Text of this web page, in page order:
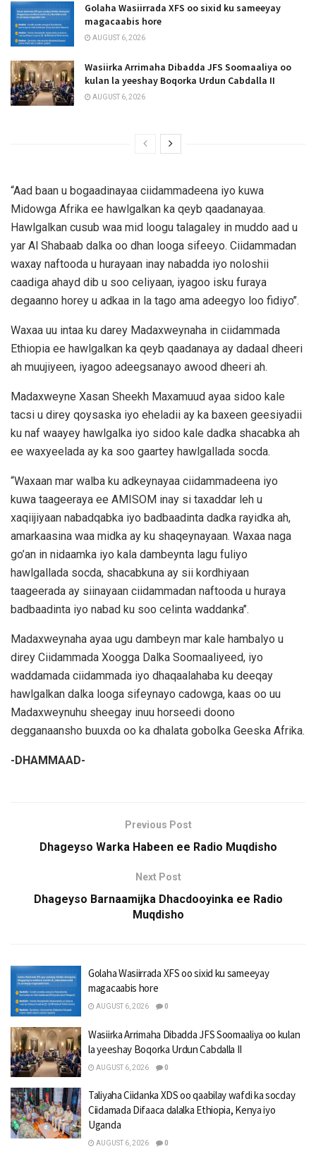
Golaha Wasiirrada XFS oo sixid ku sameeyay
magacaabis hore
AUGUST 6, 2026
Wasiirka Arrimaha Dibadda JFS Soomaaliya oo
kulan la yeeshay Boqorka Urdun Cabdalla II
AUGUST 6, 2026
“Aad baan u bogaadinayaa ciidammadeena iyo kuwa
Midowga Afrika ee hawlgalkan ka qeyb qaadanayaa.
Hawlgalkan cusub waa mid loogu talagaley in muddo aad u
yar Al Shabaab dalka oo dhan looga sifeeyo. Ciidammadan
waxay naftooda u hurayaan inay nabadda iyo noloshii
caadiga ahayd dib u soo celiyaan, iyagoo isku furaya
degaanno horey u adkaa in la tago ama adeegyo loo fidiyo’’.
Waxaa uu intaa ku darey Madaxweynaha in ciidammada
Ethiopia ee hawlgalkan ka qeyb qaadanaya ay dadaal dheeri
ah muujiyeen, iyagoo adeegsanayo awood dheeri ah.
Madaxweyne Xasan Sheekh Maxamuud ayaa sidoo kale
tacsi u direy qoysaska iyo eheladii ay ka baxeen geesiyadii
ku naf waayey hawlgalka iyo sidoo kale dadka shacabka ah
ee waxyeelada ay ka soo gaartey hawlgallada socda.
“Waxaan mar walba ku adkeynayaa ciidammadeena iyo
kuwa taageeraya ee AMISOM inay si taxaddar leh u
xaqiijiyaan nabadqabka iyo badbaadinta dadka rayidka ah,
amarkaasina waa midka ay ku shaqeynayaan. Waxaa naga
go’an in nidaamka iyo kala dambeynta lagu fuliyo
hawlgallada socda, shacabkuna ay sii kordhiyaan
taageerada ay siinayaan ciidammadan naftooda u huraya
badbaadinta iyo nabad ku soo celinta waddanka’’.
Madaxweynaha ayaa ugu dambeyn mar kale hambalyo u
direy Ciidammada Xoogga Dalka Soomaaliyeed, iyo
waddamada ciidammada iyo dhaqaalahaba ku deeqay
hawlgalkan dalka looga sifeynayo cadowga, kaas oo uu
Madaxweynuhu sheegay inuu horseedi doono
degganaansho buuxda oo ka dhalata gobolka Geeska Afrika.
-DHAMMAAD-
Previous Post
Dhageyso Warka Habeen ee Radio Muqdisho
Next Post
Dhageyso Barnaamijka Dhacdooyinka ee Radio
Muqdisho
Golaha Wasiirrada XFS oo sixid ku sameeyay
magacaabis hore
AUGUST 6, 2026 0
Wasiirka Arrimaha Dibadda JFS Soomaaliya oo kulan
la yeeshay Boqorka Urdun Cabdalla II
AUGUST 6, 2026 0
Taliyaha Ciidanka XDS oo qaabilay wafdi ka socday
Ciidamada Difaaca dalalka Ethiopia, Kenya iyo
Uganda
AUGUST 6, 2026 0